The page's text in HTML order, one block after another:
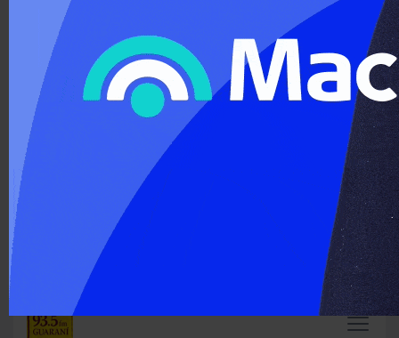
ÚLTIMO MOMENTO :
Carlos Arce anticipó que votará en contra de la modificación
de la Ley de Tierras
En
›